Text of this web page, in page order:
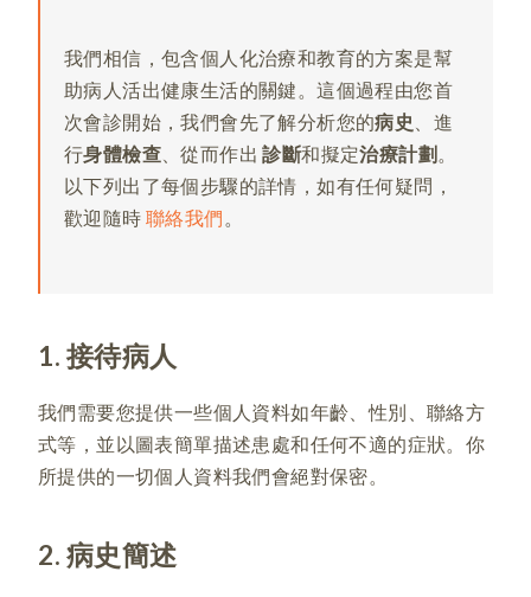
我們相信，包含個人化治療和教育的方案是幫
助病人活出健康生活的關鍵。這個過程由您首
次會診開始，我們會先了解分析您的病史
、進
行身體檢查 、從而作出診斷和擬定治療計劃 。
以下列出了每個步驟的詳情，如有任何疑問，
歡迎隨時 聯絡我們 。
1. 接待病人
我們需要您提供一些個人資料如年齡、性別、聯絡方
式等，並以圖表簡單描述患處和任何不適的症狀。你
所提供的一切個人資料我們會絕對保密。
2. 病史簡述